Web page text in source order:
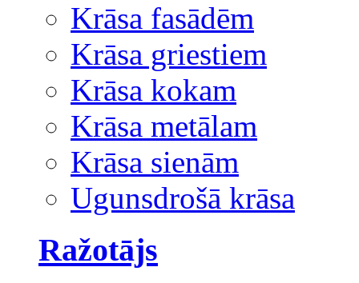
Krāsa fasādēm
Krāsa griestiem
Krāsa kokam
Krāsa metālam
Krāsa sienām
Ugunsdrošā krāsa
Ražotājs